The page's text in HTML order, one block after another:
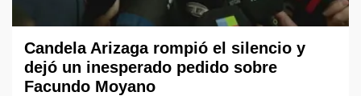
Candela Arizaga rompió el silencio y
dejó un inesperado pedido sobre
Facundo Moyano